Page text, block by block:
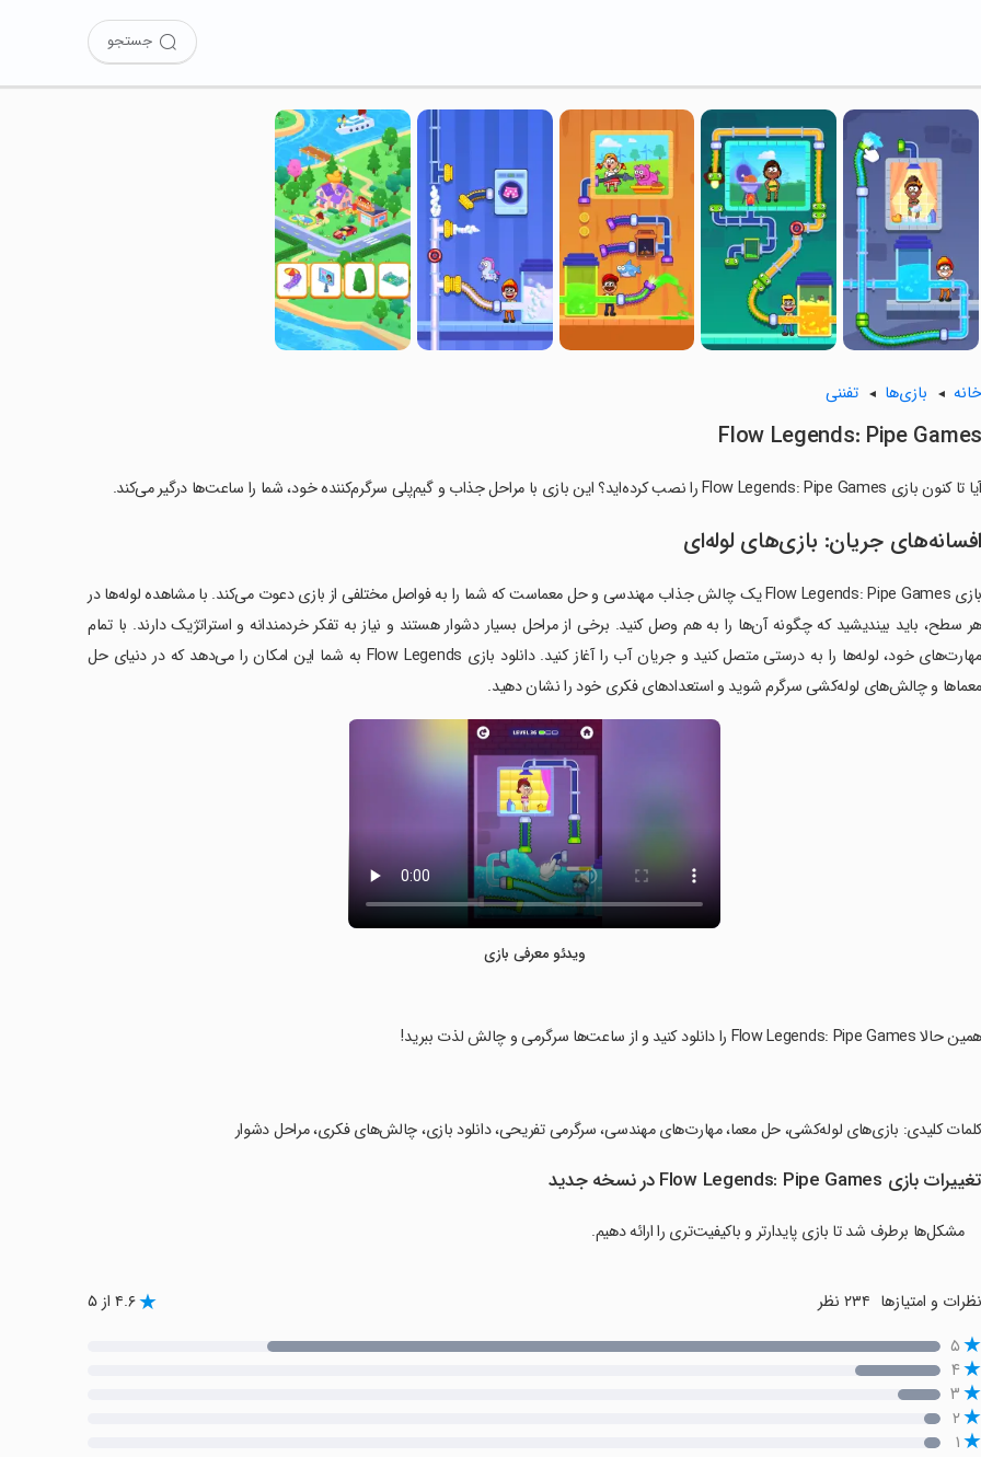
جستجو
خانه بازی‌ها تفننی
Flow Legends: Pipe Games
آیا تا کنون بازی Flow Legends: Pipe Games را نصب کرده‌اید؟ این بازی با مراحل جذاب و گیم‌پلی سرگرم‌کننده خود، شما را ساعت‌ها درگیر می‌کند.
افسانه‌های جریان: بازی‌های لوله‌ای
بازی Flow Legends: Pipe Games یک چالش جذاب مهندسی و حل معماست که شما را به فواصل مختلفی از بازی دعوت می‌کند. با مشاهده لوله‌ها در
هر سطح، باید بیندیشید که چگونه آن‌ها را به هم وصل کنید. برخی از مراحل بسیار دشوار هستند و نیاز به تفکر خردمندانه و استراتژیک دارند. با تمام
مهارت‌های خود، لوله‌ها را به درستی متصل کنید و جریان آب را آغاز کنید. دانلود بازی Flow Legends به شما این امکان را می‌دهد که در دنیای حل
معماها و چالش‌های لوله‌کشی سرگرم شوید و استعدادهای فکری خود را نشان دهید.
ویدئو معرفی بازی
‏همین حالا Flow Legends: Pipe Games را دانلود کنید و از ساعت‌ها سرگرمی و چالش لذت ببرید!
‏کلمات کلیدی: بازی‌های لوله‌کشی، حل معما، مهارت‌های مهندسی، سرگرمی تفریحی، دانلود بازی، چالش‌های فکری، مراحل دشوار
تغییرات بازی Flow Legends: Pipe Games در نسخه جدید
مشکل‌ها برطرف شد تا بازی پایدارتر و باکیفیت‌تری را ارائه دهیم.
نظرات و امتیازها ۴.۶ از ۵
۵
۴
۳
۲
۱